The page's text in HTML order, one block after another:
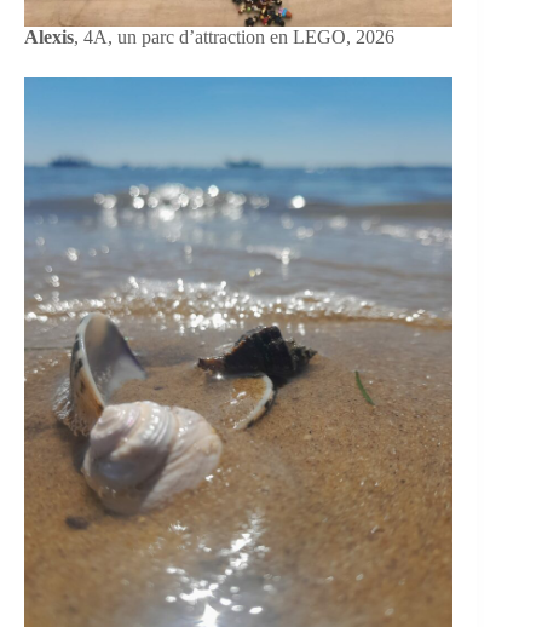
Alexis, 4A, un parc d’attraction en LEGO, 2026